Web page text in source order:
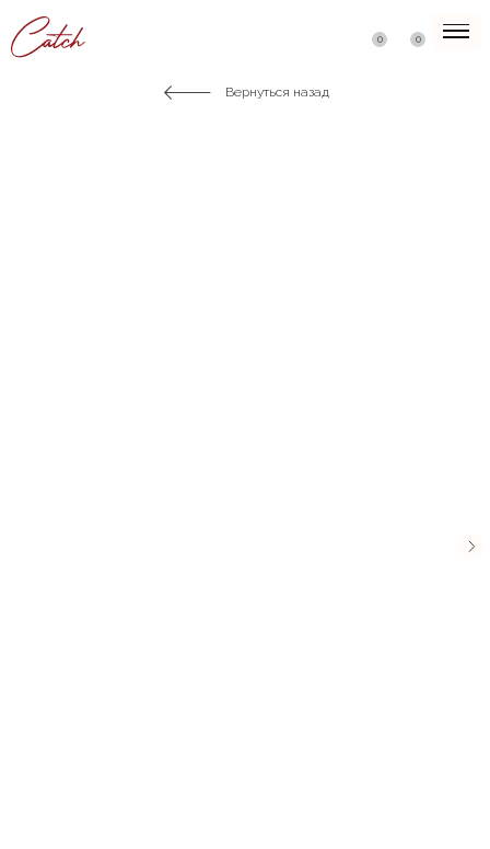
0 0
Вернуться назад